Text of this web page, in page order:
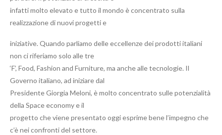
infatti molto elevato e tutto il mondo è concentrato sulla
realizzazione di nuovi progetti e
iniziative. Quando parliamo delle eccellenze dei prodotti italiani
non ci riferiamo solo alle tre
‘F’, Food, Fashion and Furniture, ma anche alle tecnologie. Il
Governo italiano, ad iniziare dal
Presidente Giorgia Meloni, è molto concentrato sulle potenzialità
della Space economy e il
progetto che viene presentato oggi esprime bene l’impegno che
c’è nei confronti del settore.